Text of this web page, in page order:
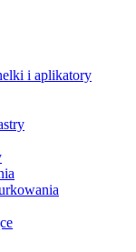
i aplikatory